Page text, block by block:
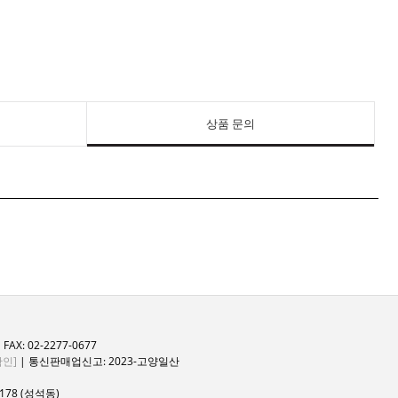
상품 문의
02-2277-0677
] | 통신판매업신고: 2023-고양일산
(성석동)